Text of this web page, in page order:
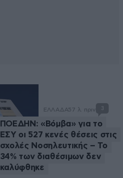
ΕΛΛΑΔΑ57 λ. πριν 3
ΠΟΕΔΗΝ: «Βόμβα» για το
ΕΣΥ οι 527 κενές θέσεις στις
σχολές Νοσηλευτικής – Το
34% των διαθέσιμων δεν
καλύφθηκε